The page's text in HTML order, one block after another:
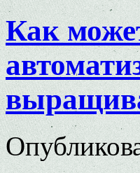
Как